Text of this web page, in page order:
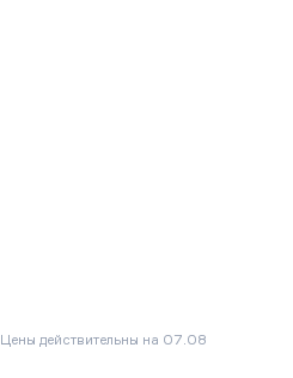
Цены действительны на 07.08